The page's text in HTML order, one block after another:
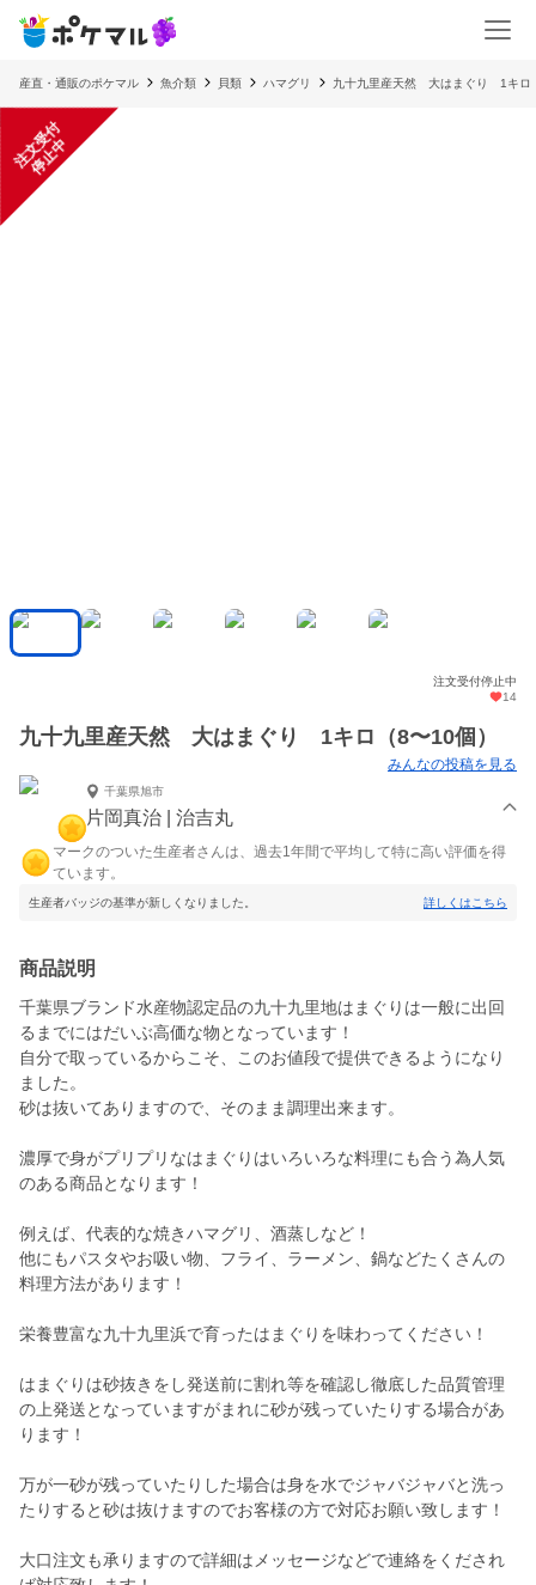
産直・通販のポケマル 魚介類 貝類 ハマグリ 九十九里産天然 大はまぐり 1キロ
注
文
受
付
停
止
中
注文受付停止中
14
九十九里産天然 大はまぐり 1キロ（8〜10個）
みんなの投稿を見る
千葉県旭市
片岡真治 | 治吉丸
マークのついた生産者さんは、過去1年間で平均して特に高い評価を得
ています。
生産者バッジの基準が新しくなりました。 詳しくはこちら
商品説明
千葉県ブランド水産物認定品の九十九里地はまぐりは一般に出回
るまでにはだいぶ高価な物となっています！
自分で取っているからこそ、このお値段で提供できるようになり
ました。
砂は抜いてありますので、そのまま調理出来ます。
濃厚で身がプリプリなはまぐりはいろいろな料理にも合う為人気
のある商品となります！
例えば、代表的な焼きハマグリ、酒蒸しなど！
他にもパスタやお吸い物、フライ、ラーメン、鍋などたくさんの
料理方法があります！
栄養豊富な九十九里浜で育ったはまぐりを味わってください！
はまぐりは砂抜きをし発送前に割れ等を確認し徹底した品質管理
の上発送となっていますがまれに砂が残っていたりする場合があ
ります！
万が一砂が残っていたりした場合は身を水でジャバジャバと洗っ
たりすると砂は抜けますのでお客様の方で対応お願い致します！
大口注文も承りますので詳細はメッセージなどで連絡をくだされ